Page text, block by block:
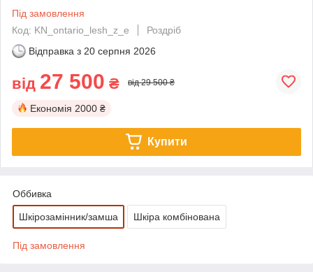
Під замовлення
Код: KN_ontario_lesh_z_e
Роздріб
Відправка з 20 серпня 2026
від 27 500 ₴ від 29 500 ₴
Економія 2000 ₴
Купити
Оббивка
Шкірозамінник/замша Шкіра комбінована
Під замовлення